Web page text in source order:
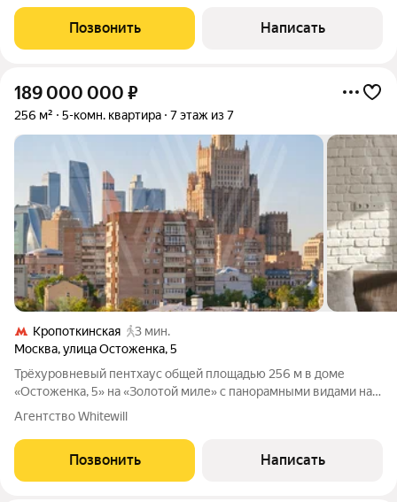
гарнитур и встроенные шкафы
Позвонить Написать
189 000 000 ₽
256 м² 5-комн. квартира 7 этаж из 7
Кропоткинская
3 мин.
Москва,улица Остоженка,5
Трёхуровневый пентхаус общей площадью 256 м в доме
«Остоженка, 5» на «Золотой миле» с панорамными видами на
всю Москву. В доме поменены коммуникации пять лет назад,
Квартира укомплектована мебелью и
Агентство Whitewill
Позвонить Написать